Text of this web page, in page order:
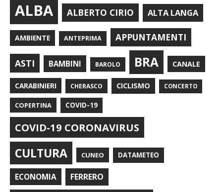
ALBA ALBERTO CIRIO ALTA LANGA
AMBIENTE ANTEPRIMA APPUNTAMENTI
ASTI BAMBINI BAROLO BRA CANALE
CARABINIERI CHERASCO CICLISMO CONCERTO
COPERTINA COVID-19
COVID-19 CORONAVIRUS
CULTURA CUNEO DATAMETEO
ECONOMIA FERRERO